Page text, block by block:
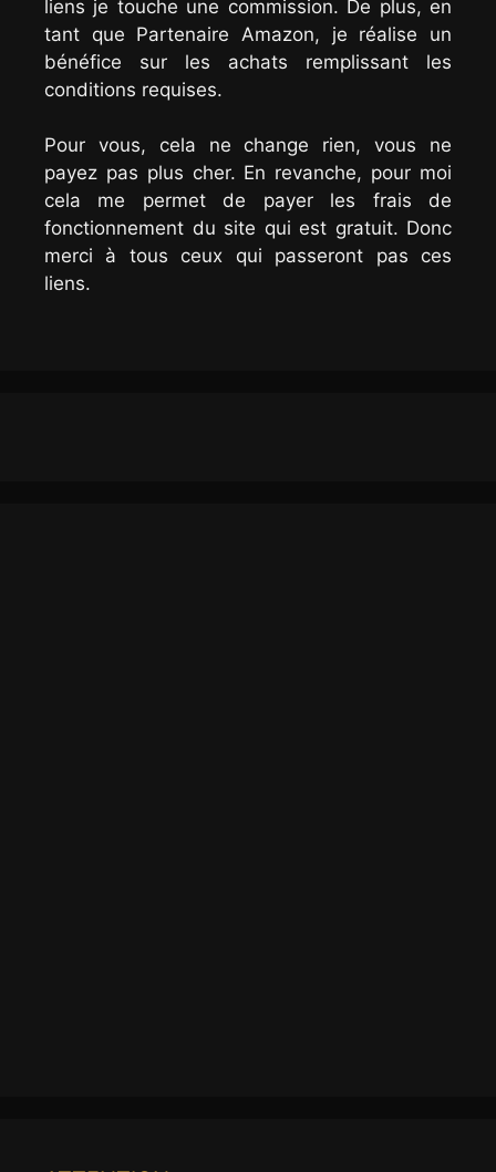
liens je touche une commission. De plus, en
tant que Partenaire Amazon, je réalise un
bénéfice sur les achats remplissant les
conditions requises.
Pour vous, cela ne change rien, vous ne
payez pas plus cher. En revanche, pour moi
cela me permet de payer les frais de
fonctionnement du site qui est gratuit. Donc
merci à tous ceux qui passeront pas ces
liens.